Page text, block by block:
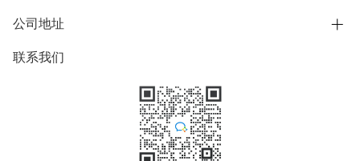
别墅社区
别墅模板
日式别墅
抖音
微信公众号
用户服务协议
隐私政策
公司地址
上海市浦东新区东方路1215-1217号
联系我们